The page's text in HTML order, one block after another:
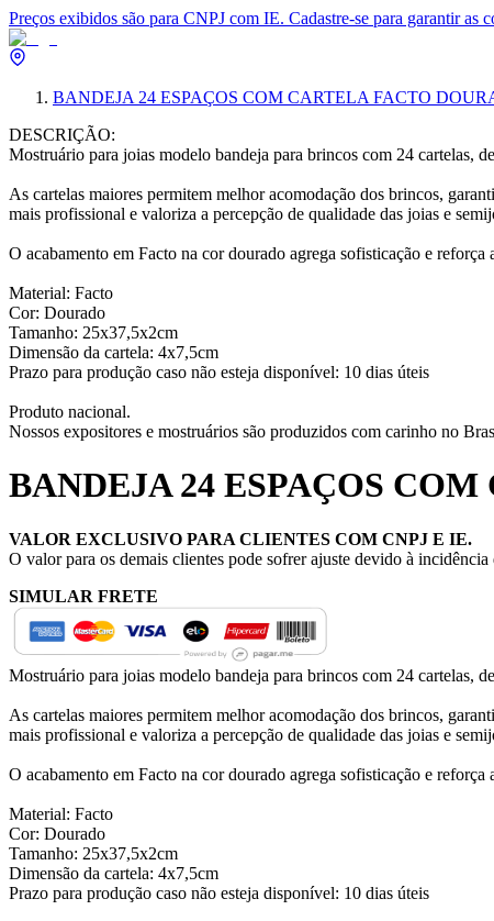
Preços exibidos são para CNPJ com IE. Cadastre-se para garantir as
BANDEJA 24 ESPAÇOS COM CARTELA FACTO
DESCRIÇÃO:
Mostruário para joias modelo bandeja para brincos com 24 cartelas,
As cartelas maiores permitem melhor acomodação dos brincos,
mais profissional e valoriza a percepção de qualidade das joias e
O acabamento em Facto na cor dourado agrega sofisticação e
Material: Facto
Cor: Dourado
Tamanho: 25x37,5x2cm
Dimensão da cartela: 4x7,5cm
Prazo para produção caso não esteja disponível: 10 dias úteis
Produto nacional.
Nossos expositores e mostruários são produzidos com carinho no
BANDEJA 24 ESPAÇOS
VALOR EXCLUSIVO PARA CLIENTES COM CNPJ E IE.
O valor para os demais clientes pode sofrer ajuste devido à
SIMULAR FRETE
Mostruário para joias modelo bandeja para brincos com 24 cartelas,
As cartelas maiores permitem melhor acomodação dos brincos,
mais profissional e valoriza a percepção de qualidade das joias e
O acabamento em Facto na cor dourado agrega sofisticação e
Material: Facto
Cor: Dourado
Tamanho: 25x37,5x2cm
Dimensão da cartela: 4x7,5cm
Prazo para produção caso não esteja disponível: 10 dias úteis